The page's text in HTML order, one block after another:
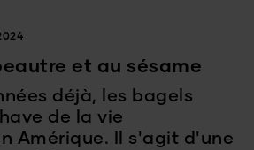
et au sésame
déjà, les bagels
de la vie
Amérique. Il s'agit d'une